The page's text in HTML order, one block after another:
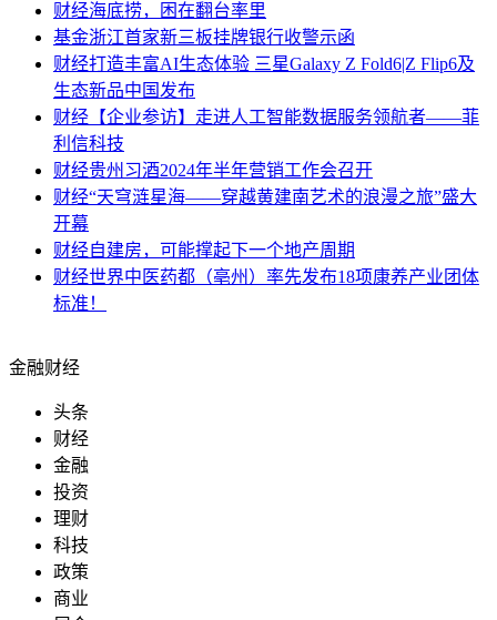
财经海底捞，困在翻台率里
基金浙江首家新三板挂牌银行收警示函
财经打造丰富AI生态体验 三星Galaxy Z Fold6|Z Flip6及
生态新品中国发布
财经 【企业参访】走进人工智能数据服务领航者——菲
利信科技
财经贵州习酒2024年半年营销工作会召开
财经“天穹涟星海——穿越黄建南艺术的浪漫之旅”盛大
开幕
财经自建房，可能撑起下一个地产周期
财经世界中医药都（亳州）率先发布18项康养产业团体
标准！
金融财经
头条
财经
金融
投资
理财
科技
政策
商业